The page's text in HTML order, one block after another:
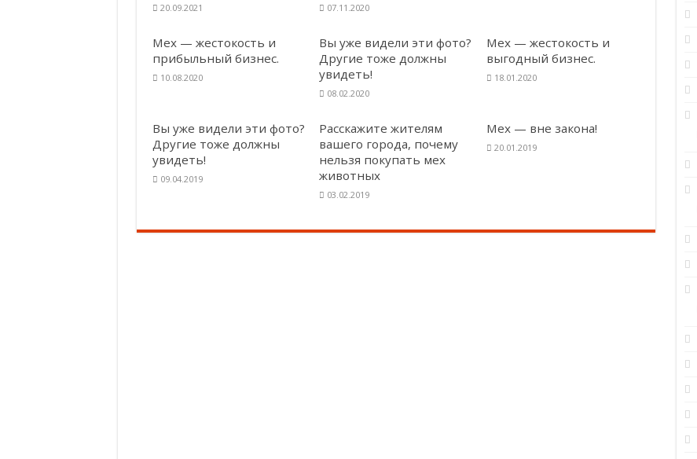
20.09.2021 07.11.2020
Мех — жестокость и
прибыльный бизнес.
10.08.2020
Вы уже видели эти фото?
Другие тоже должны
увидеть!
08.02.2020
Мех — жестокость и
выгодный бизнес.
18.01.2020
Вы уже видели эти фото?
Другие тоже должны
увидеть!
09.04.2019
Расскажите жителям
вашего города, почему
нельзя покупать мех
животных
03.02.2019
Мех — вне закона!
20.01.2019